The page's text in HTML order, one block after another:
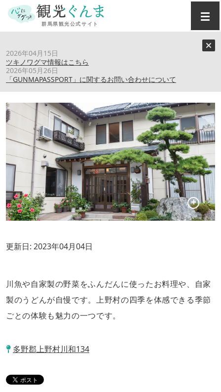
2026年04月15日
ツキノワグマ情報はこちら
2026年05月26日
「GUNMAPASSPORT」に関するお問い合わせについて
民宿旅館 不二野家
更新日: 2023年04月04日
川魚や自家製の野菜をふんだんに使ったお料理や、自家
製のうどんが自慢です。上野村の四季を体感できる季節
ごとの体験も魅力の一つです。
多野郡上野村川和134